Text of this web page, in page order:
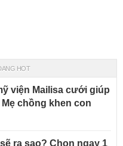
HOT
viện Mailisa cưới giúp
chồng khen con
ra sao? Chọn ngay 1